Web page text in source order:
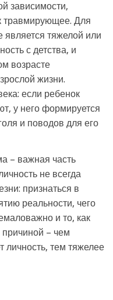
зависимости,
травмирующее. Для
тяжелой или
с детства, и
возрасте
жизни.
если ребенок
у него формируется
и поводов для его
– важная часть
не всегда
признаться в
реальности, чего
и то, как
причиной – чем
личность, тем тяжелее